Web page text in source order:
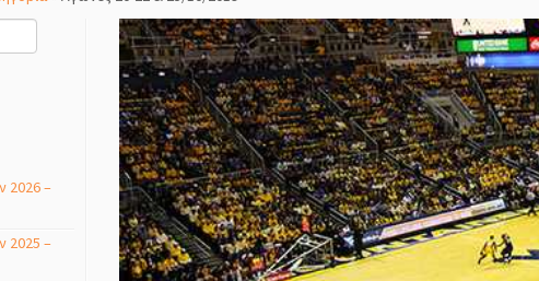
2026 –
2025 –